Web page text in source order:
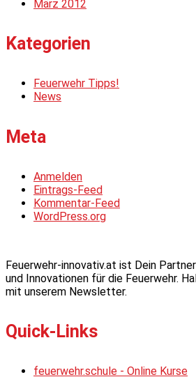
März 2012
Kategorien
Feuerwehr Tipps!
News
Meta
Anmelden
Eintrags-Feed
Kommentar-Feed
WordPress.org
Feuerwehr-innovativ.at ist Dein
und Innovationen für die Feuerwehr.
mit unserem Newsletter.
Quick-Links
feuerwehr.schule - Online Kurse